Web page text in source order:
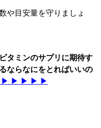
や目安量を守りましょ
タミンのサプリに期待す
ならなにをとればいいの
▶ ▶ ▶ ▶ ▶